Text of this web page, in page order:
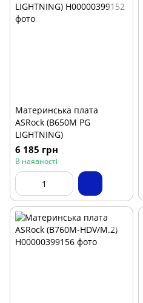
Материнська плата
ASRock (B650M PG
LIGHTNING)
6 185 грн
В наявності